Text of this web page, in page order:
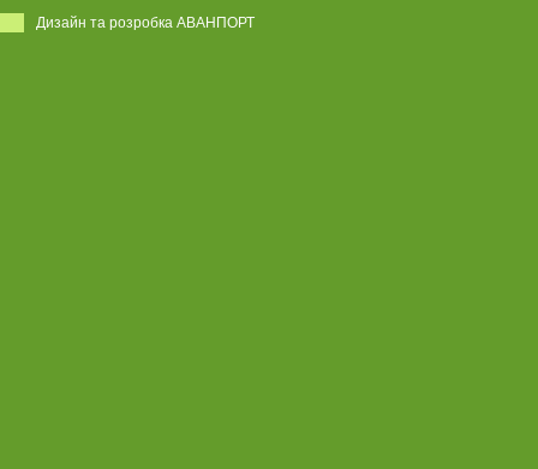
Дизайн та розробка АВАНПОРТ